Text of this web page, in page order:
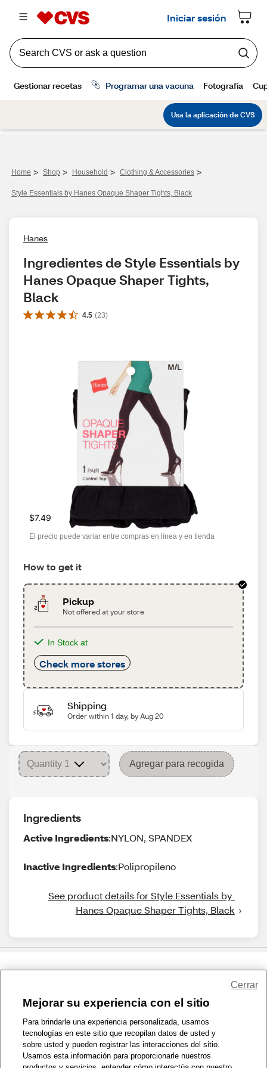
Home > Shop > Household > Clothing & Accessories >
Style Essentials by Hanes Opaque Shaper Tights, Black
Hanes
Ingredientes de Style Essentials by
Hanes Opaque Shaper Tights,
Black
4.5 (23)
$7.49
El precio puede variar entre compras en línea y en tienda
How to get it
Pickup
Not offered at your store
In Stock at
Check more stores
Shipping
Order within 1 day, by Aug 20
Agregar para recogida
Ingredients
Active Ingredients:NYLON, SPANDEX
Inactive Ingredients:Polipropileno
See product details for Style Essentials by
Hanes Opaque Shaper Tights, Black
1-800-679-9691 | Contáctenos | Términos de Uso | Accesibilidad
Política de Privacidad | WA Privacy Policy | Mapa del sitio
Zona de Bienestar | © 1999 - 2026 CVS.com
Mejorar su experiencia con el sitio
Para brindarle una experiencia personalizada, usamos
tecnologías en este sitio que recopilan datos de usted y
sobre usted y pueden registrar las interacciones del sitio.
Usamos esta información para proporcionarle nuestros
Cerrar